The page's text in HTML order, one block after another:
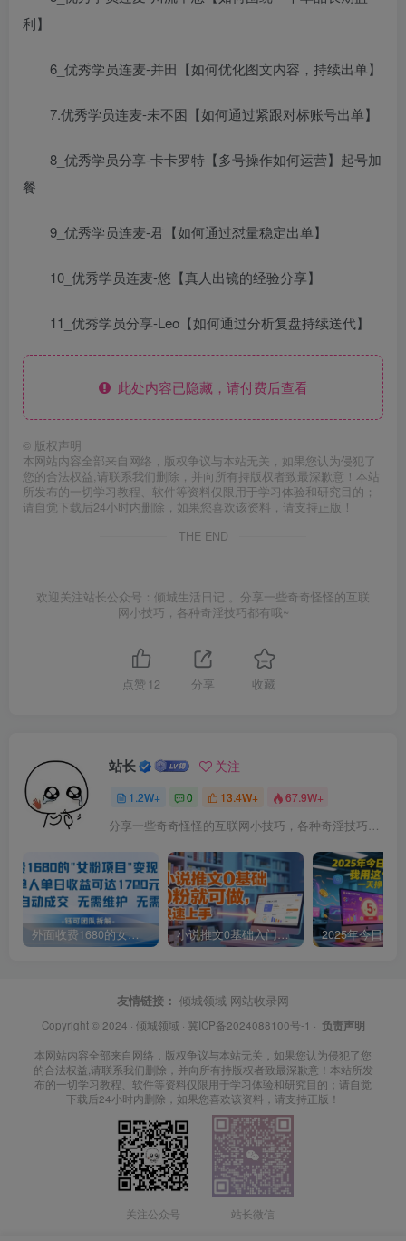
利】
6_优秀学员连麦-并田【如何优化图文内容，持续出单】
7.优秀学员连麦-未不困【如何通过紧跟对标账号出单】
8_优秀学员分享-卡卡罗特【多号操作如何运营】起号加
餐
9_优秀学员连麦-君【如何通过怼量稳定出单】
10_优秀学员连麦-悠【真人出镜的经验分享】
11_优秀学员分享-Leo【如何通过分析复盘持续送代】
此处内容已隐藏，请付费后查看
© 版权声明
本网站内容全部来自网络，版权争议与本站无关，如果您认为侵犯了
您的合法权益,请联系我们删除，并向所有持版权者致最深歉意！本站
所发布的一切学习教程、软件等资料仅限用于学习体验和研究目的；
请自觉下载后24小时内删除，如果您喜欢该资料，请支持正版！
THE END
欢迎关注站长公众号：倾城生活日记 。分享一些奇奇怪怪的互联
网小技巧，各种奇淫技巧都有哦~
点赞 12 分享 收藏
站长 关注
1.2W+ 0 13.4W+ 67.9W+
外面收费1680的女粉项目变现，单人单日收益可达1.7k，全自动成交无需维护 小说推文0基础入门教程，0粉就可做，快速上手
友情链接： 倾城领域 网站收录网
Copyright © 2024 · 倾城领域 · 冀ICP备2024088100号-1 · 负责声明
本网站内容全部来自网络，版权争议与本站无关，如果您认为侵犯了您
的合法权益,请联系我们删除，并向所有持版权者致最深歉意！本站所发
布的一切学习教程、软件等资料仅限用于学习体验和研究目的；请自觉
下载后24小时内删除，如果您喜欢该资料，请支持正版！
关注公众号 站长微信